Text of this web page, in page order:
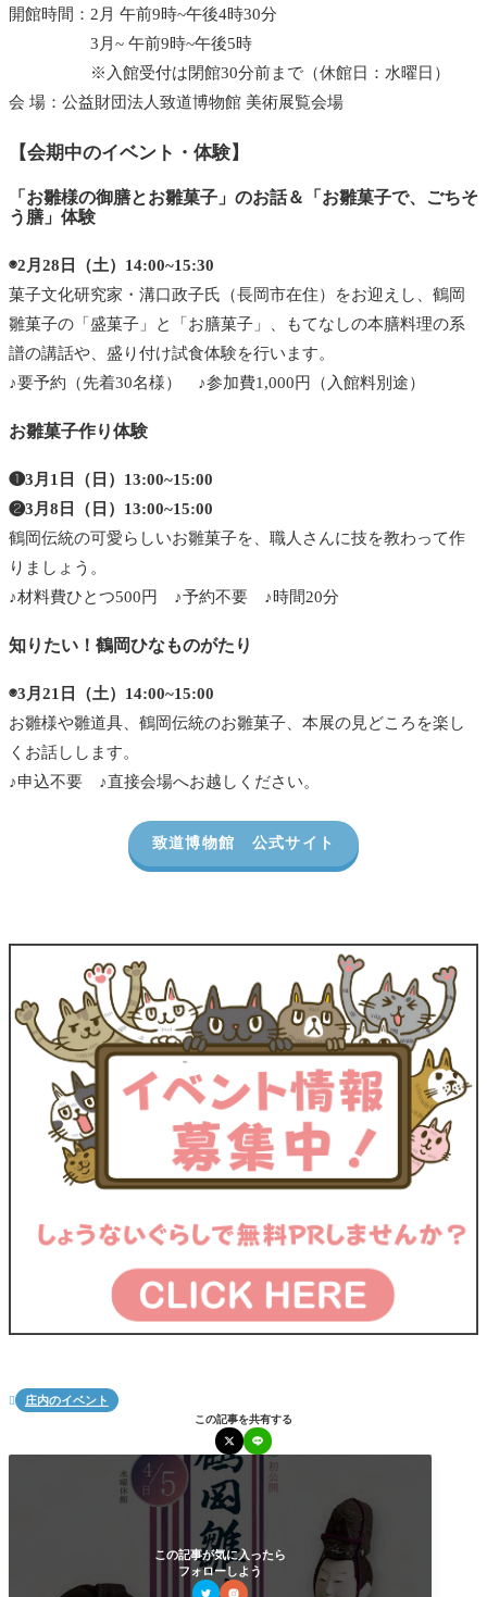
開館時間：2月 午前9時~午後4時30分
3月~ 午前9時~午後5時
※入館受付は閉館30分前まで（休館日：水曜日）
会 場：公益財団法人致道博物館 美術展覧会場
【会期中のイベント・体験】
「お雛様の御膳とお雛菓子」のお話＆「お雛菓子で、ごちそ
う膳」体験
◉2月28日（土）14:00~15:30
菓子文化研究家・溝口政子氏（長岡市在住）をお迎えし、鶴岡
雛菓子の「盛菓子」と「お膳菓子」、もてなしの本膳料理の系
譜の講話や、盛り付け試食体験を行います。
♪要予約（先着30名様） ♪参加費1,000円（入館料別途）
お雛菓子作り体験
❶3月1日（日）13:00~15:00
❷3月8日（日）13:00~15:00
鶴岡伝統の可愛らしいお雛菓子を、職人さんに技を教わって作
りましょう。
♪材料費ひとつ500円 ♪予約不要 ♪時間20分
知りたい！鶴岡ひなものがたり
◉3月21日（土）14:00~15:00
お雛様や雛道具、鶴岡伝統のお雛菓子、本展の見どころを楽し
くお話しします。
♪申込不要 ♪直接会場へお越しください。
致道博物館 公式サイト
 庄内のイベント
この記事を共有する
この記事が気に入ったら
フォローしよう